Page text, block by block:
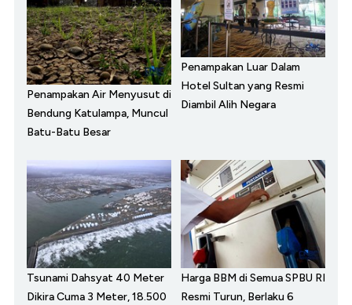
Penampakan Air Menyusut di
Bendung Katulampa, Muncul
Batu-Batu Besar
Penampakan Luar Dalam
Hotel Sultan yang Resmi
Diambil Alih Negara
Tsunami Dahsyat 40 Meter
Dikira Cuma 3 Meter, 18.500
Harga BBM di Semua SPBU RI
Resmi Turun, Berlaku 6